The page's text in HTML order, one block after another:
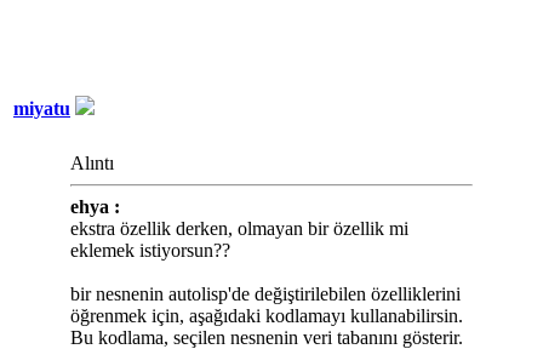
miyatu
Alıntı
ehya :
ekstra özellik derken, olmayan bir özellik mi
eklemek istiyorsun??
bir nesnenin autolisp'de değiştirilebilen özelliklerini
öğrenmek için, aşağıdaki kodlamayı kullanabilirsin.
Bu kodlama, seçilen nesnenin veri tabanını gösterir.